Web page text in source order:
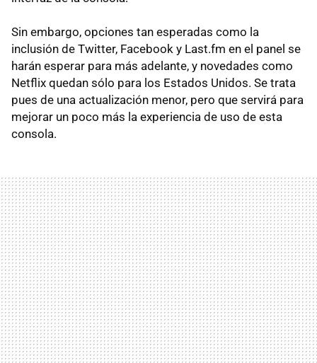
Sin embargo, opciones tan esperadas como la
inclusión de Twitter, Facebook y Last.fm en el panel se
harán esperar para más adelante, y novedades como
Netflix quedan sólo para los Estados Unidos. Se trata
pues de una actualización menor, pero que servirá para
mejorar un poco más la experiencia de uso de esta
consola.